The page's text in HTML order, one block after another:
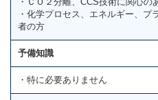
・化学プロセス、エネルギー、
者の方
予備知識
・特に必要ありません